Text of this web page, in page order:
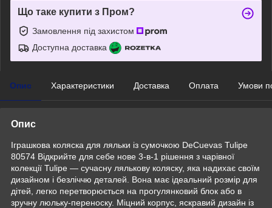
Що таке купити з Пром?
Замовлення під захистом
Доступна доставка
Опис Характеристики Доставка Оплата Умови
Опис
Іграшкова коляска для ляльки із сумочкою DeCuevas Tulipe
80574 Відкрийте для себе нове 3-в-1 рішення з чарівної
колекції Tulipe — сучасну лялькову коляску, яка надихає своїм
дизайном і безліччю деталей. Вона має ідеальний розмір для
дітей, легко перетворюється на прогулянковий блок або в
зручну люльку-переноску. Міцний корпус, яскравий дизайн із